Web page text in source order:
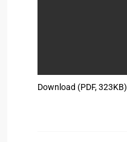
Download (PDF, 323KB)